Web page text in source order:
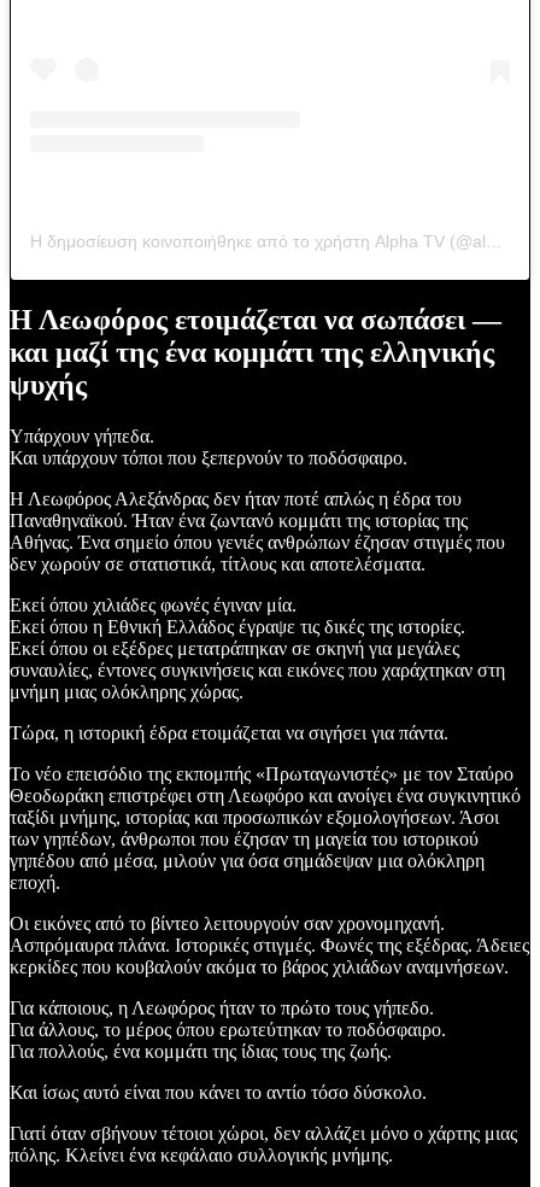
Η δημοσίευση κοινοποιήθηκε από το χρήστη Alpha TV (@alphatv)
Η Λεωφόρος ετοιμάζεται να σωπάσει —
και μαζί της ένα κομμάτι της ελληνικής
ψυχής
Υπάρχουν γήπεδα.
Και υπάρχουν τόποι που ξεπερνούν το ποδόσφαιρο.
Η Λεωφόρος Αλεξάνδρας δεν ήταν ποτέ απλώς η έδρα του
Παναθηναϊκού. Ήταν ένα ζωντανό κομμάτι της ιστορίας της
Αθήνας. Ένα σημείο όπου γενιές ανθρώπων έζησαν στιγμές που
δεν χωρούν σε στατιστικά, τίτλους και αποτελέσματα.
Εκεί όπου χιλιάδες φωνές έγιναν μία.
Εκεί όπου η Εθνική Ελλάδος έγραψε τις δικές της ιστορίες.
Εκεί όπου οι εξέδρες μετατράπηκαν σε σκηνή για μεγάλες
συναυλίες, έντονες συγκινήσεις και εικόνες που χαράχτηκαν στη
μνήμη μιας ολόκληρης χώρας.
Τώρα, η ιστορική έδρα ετοιμάζεται να σιγήσει για πάντα.
Το νέο επεισόδιο της εκπομπής «Πρωταγωνιστές» με τον Σταύρο
Θεοδωράκη επιστρέφει στη Λεωφόρο και ανοίγει ένα συγκινητικό
ταξίδι μνήμης, ιστορίας και προσωπικών εξομολογήσεων. Άσοι
των γηπέδων, άνθρωποι που έζησαν τη μαγεία του ιστορικού
γηπέδου από μέσα, μιλούν για όσα σημάδεψαν μια ολόκληρη
εποχή.
Οι εικόνες από το βίντεο λειτουργούν σαν χρονομηχανή.
Ασπρόμαυρα πλάνα. Ιστορικές στιγμές. Φωνές της εξέδρας. Άδειες
κερκίδες που κουβαλούν ακόμα το βάρος χιλιάδων αναμνήσεων.
Για κάποιους, η Λεωφόρος ήταν το πρώτο τους γήπεδο.
Για άλλους, το μέρος όπου ερωτεύτηκαν το ποδόσφαιρο.
Για πολλούς, ένα κομμάτι της ίδιας τους της ζωής.
Και ίσως αυτό είναι που κάνει το αντίο τόσο δύσκολο.
Γιατί όταν σβήνουν τέτοιοι χώροι, δεν αλλάζει μόνο ο χάρτης μιας
πόλης. Κλείνει ένα κεφάλαιο συλλογικής μνήμης.